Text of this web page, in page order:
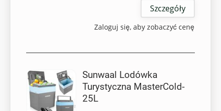
Szczegóły
Zaloguj się, aby zobaczyć cenę
Sunwaal Lodówka
Turystyczna MasterCold-
25L